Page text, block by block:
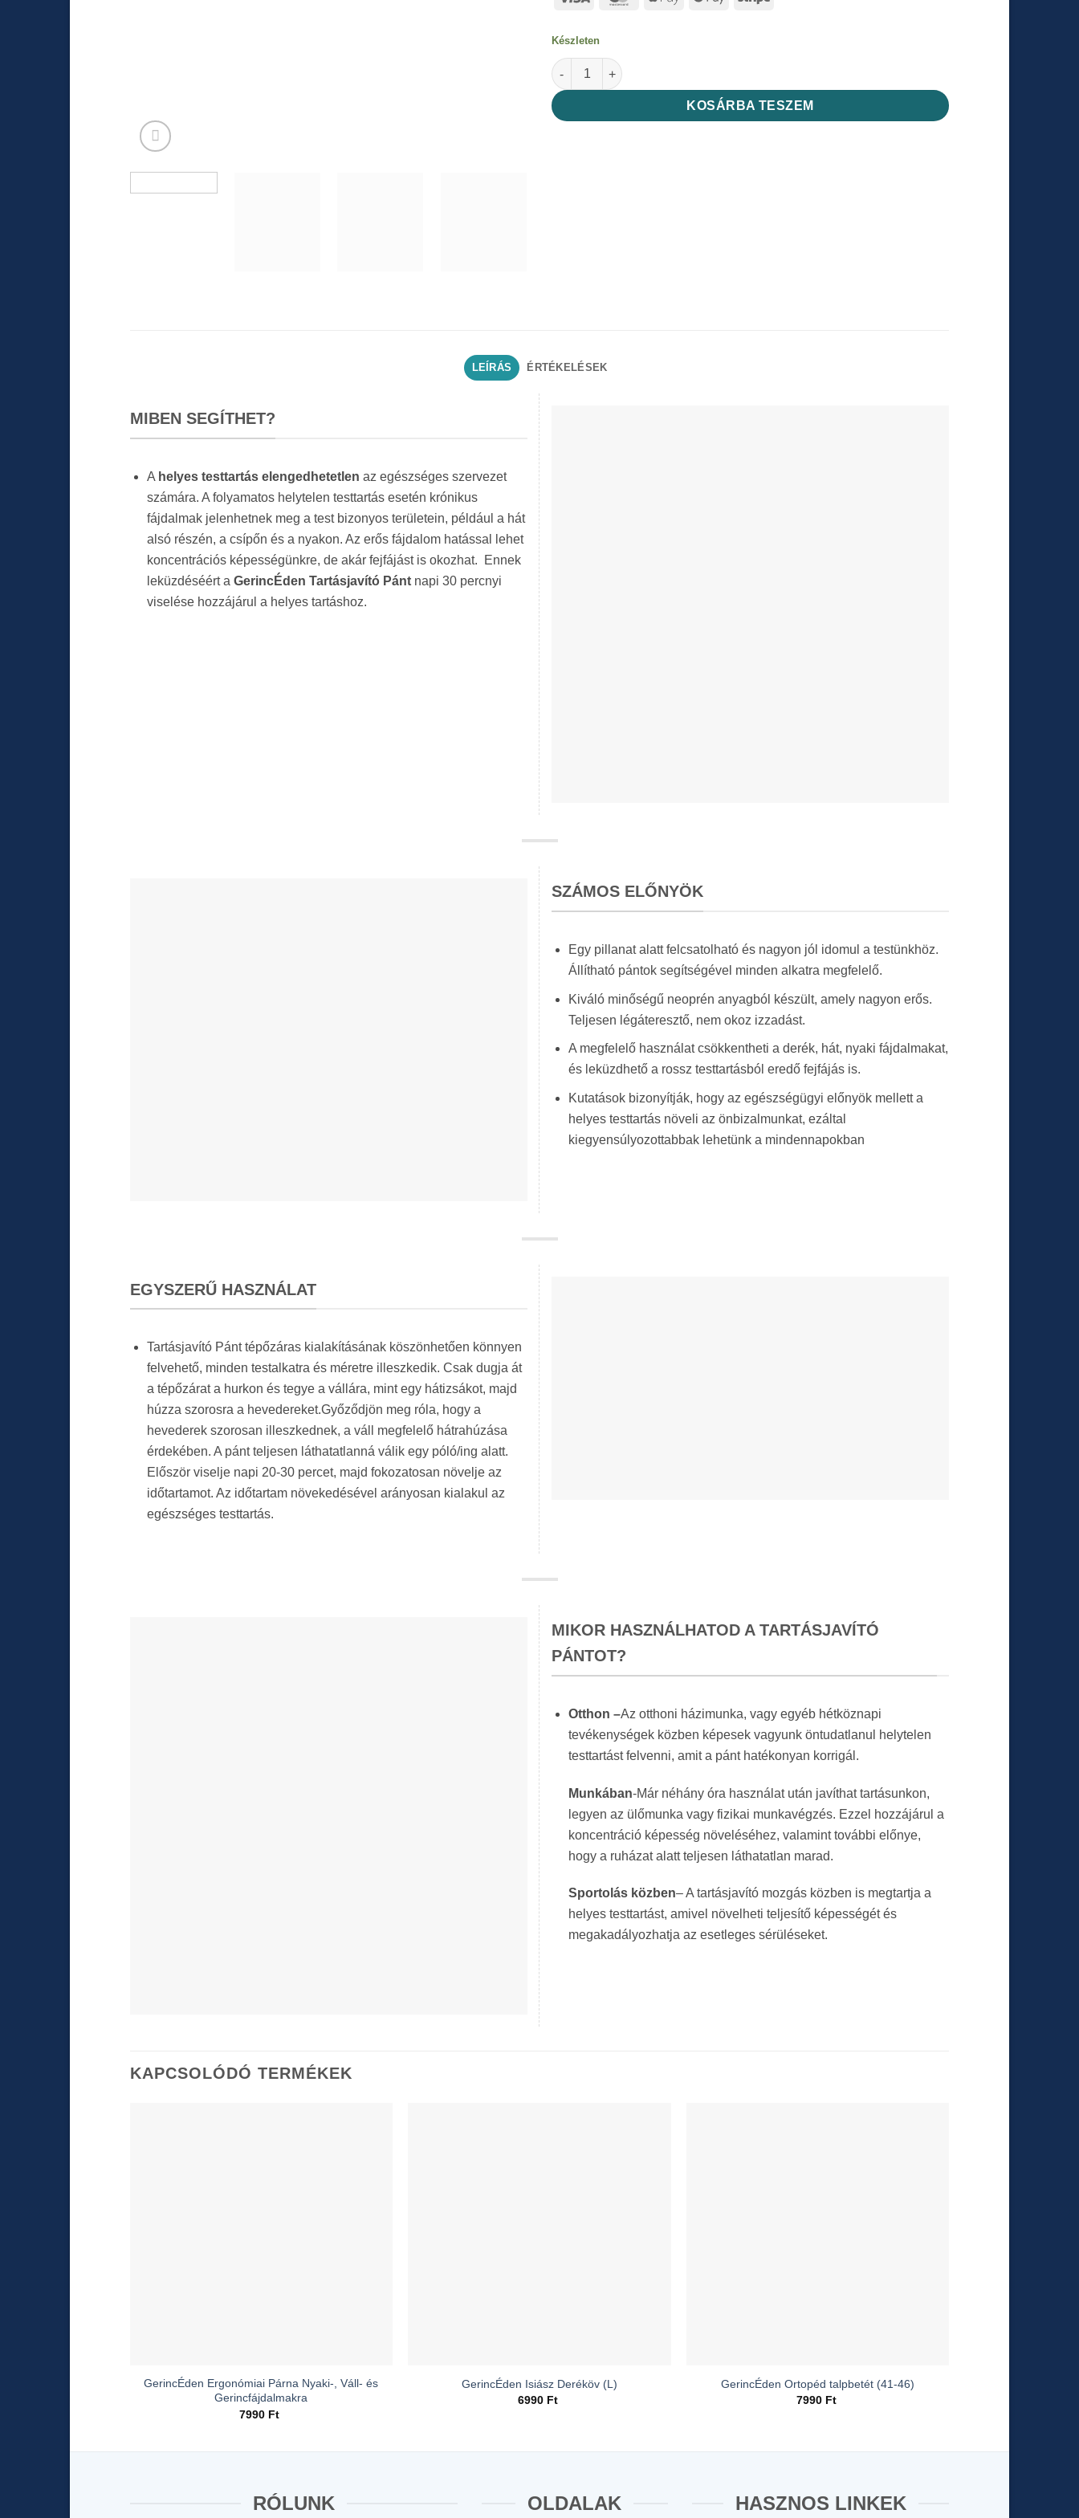
Készleten
GerincÉden Tartásjavító Pánt mennyiség
KOSÁRBA TESZEM
LEÍRÁS ÉRTÉKELÉSEK
MIBEN SEGÍTHET?
A helyes testtartás elengedhetetlen az egészséges szervezet
számára. A folyamatos helytelen testtartás esetén krónikus
fájdalmak jelenhetnek meg a test bizonyos területein, például a hát
alsó részén, a csípőn és a nyakon. Az erős fájdalom hatással lehet
koncentrációs képességünkre, de akár fejfájást is okozhat. Ennek
leküzdéséért a GerincÉden Tartásjavító Pánt napi 30 percnyi
viselése hozzájárul a helyes tartáshoz.
SZÁMOS ELŐNYÖK
Egy pillanat alatt felcsatolható és nagyon jól idomul a testünkhöz.
Állítható pántok segítségével minden alkatra megfelelő.
Kiváló minőségű neoprén anyagból készült, amely nagyon erős.
Teljesen légáteresztő, nem okoz izzadást.
A megfelelő használat csökkentheti a derék, hát, nyaki fájdalmakat,
és leküzdhető a rossz testtartásból eredő fejfájás is.
Kutatások bizonyítják, hogy az egészségügyi előnyök mellett a
helyes testtartás növeli az önbizalmunkat, ezáltal
kiegyensúlyozottabbak lehetünk a mindennapokban
EGYSZERŰ HASZNÁLAT
Tartásjavító Pánt tépőzáras kialakításának köszönhetően könnyen
felvehető, minden testalkatra és méretre illeszkedik. Csak dugja át
a tépőzárat a hurkon és tegye a vállára, mint egy hátizsákot, majd
húzza szorosra a hevedereket.Győződjön meg róla, hogy a
hevederek szorosan illeszkednek, a váll megfelelő hátrahúzása
érdekében. A pánt teljesen láthatatlanná válik egy póló/ing alatt.
Először viselje napi 20-30 percet, majd fokozatosan növelje az
időtartamot. Az időtartam növekedésével arányosan kialakul az
egészséges testtartás.
MIKOR HASZNÁLHATOD A TARTÁSJAVÍTÓ
PÁNTOT?
Otthon –Az otthoni házimunka, vagy egyéb hétköznapi
tevékenységek közben képesek vagyunk öntudatlanul helytelen
testtartást felvenni, amit a pánt hatékonyan korrigál.
Munkában-Már néhány óra használat után javíthat tartásunkon,
legyen az ülőmunka vagy fizikai munkavégzés. Ezzel hozzájárul a
koncentráció képesség növeléséhez, valamint további előnye,
hogy a ruházat alatt teljesen láthatatlan marad.
Sportolás közben– A tartásjavító mozgás közben is megtartja a
helyes testtartást, amivel növelheti teljesítő képességét és
megakadályozhatja az esetleges sérüléseket.
KAPCSOLÓDÓ TERMÉKEK
GerincÉden Ergonómiai Párna Nyaki-, Váll- és
Gerincfájdalmakra
7990 Ft
GerincÉden Isiász Deréköv (L)
6990 Ft
GerincÉden Ortopéd talpbetét (41-46)
7990 Ft
RÓLUNK OLDALAK HASZNOS LINKEK